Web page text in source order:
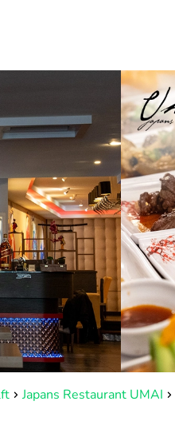
Japans Restaurant UMAI